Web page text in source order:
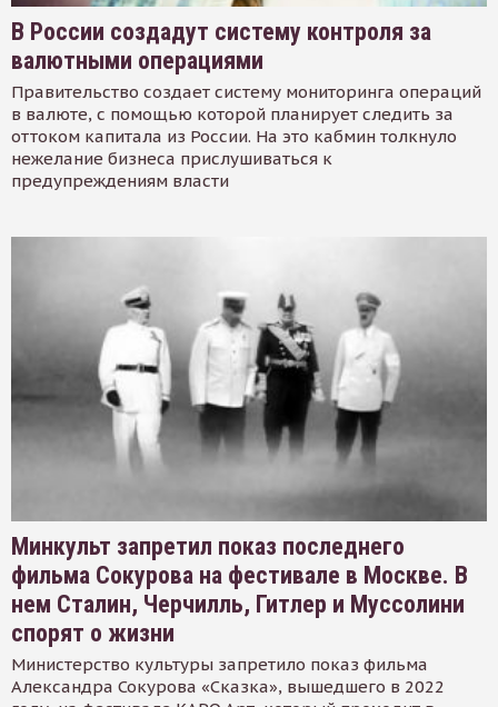
В России создадут систему контроля за
валютными операциями
Правительство создает систему мониторинга операций
в валюте, с помощью которой планирует следить за
оттоком капитала из России. На это кабмин толкнуло
нежелание бизнеса прислушиваться к
предупреждениям власти
Минкульт запретил показ последнего
фильма Сокурова на фестивале в Москве. В
нем Сталин, Черчилль, Гитлер и Муссолини
спорят о жизни
Министерство культуры запретило показ фильма
Александра Сокурова «Сказка», вышедшего в 2022